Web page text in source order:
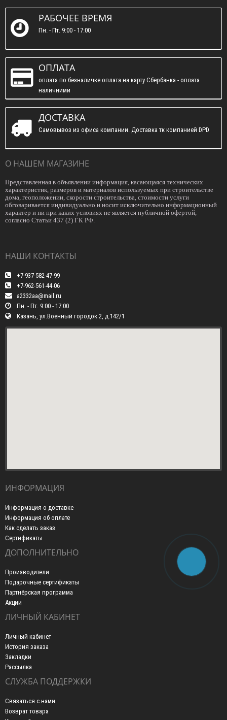
РАБОЧЕЕ ВРЕМЯ
Пн. - Пт. 9:00 - 17:00
ОПЛАТА
оплата по безналичке оплата на карту Сбербанка - оплата
наличними
ДОСТАВКА
Самовывоз из офиса компании. Доставка тк компанией DPD
О НАШЕМ МАГАЗИНЕ
Представленная в объявлении информация, касающаяся технических
характеристик, размеров и материалов используемых при строительстве
дома, геоположении, скорости строительства, стоимости услуги
обговаривается индивидуально и носит исключительно информационный
характер и ни при каких условиях не является публичной офертой,
согласно Статьи 437 (2) ГК РФ.
НАШИ КОНТАКТЫ
+7-937-582-47-99
+7-962-561-44-06
a2332aa@mail.ru
Пн. - Пт. 9:00 - 17:00
Казань, ул.Военный городок 2, д.142/1
ИНФОРМАЦИЯ
Информация о доставке
Информация об оплате
Как сделать заказ
Сертификаты
ДОПОЛНИТЕЛЬНО
Производители
Подарочные сертификаты
Партнёрская программа
Акции
ЛИЧНЫЙ КАБИНЕТ
Личный кабинет
История заказа
Закладки
Рассылка
СЛУЖБА ПОДДЕРЖКИ
Связаться с нами
Возврат товара